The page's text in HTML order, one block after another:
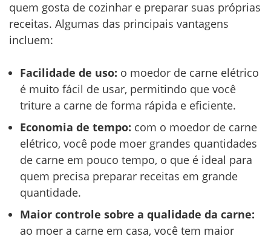
quem gosta de cozinhar e preparar suas próprias
receitas. Algumas das principais vantagens
incluem:
Facilidade de uso: o moedor de carne elétrico
é muito fácil de usar, permitindo que você
triture a carne de forma rápida e eficiente.
Economia de tempo: com o moedor de carne
elétrico, você pode moer grandes quantidades
de carne em pouco tempo, o que é ideal para
quem precisa preparar receitas em grande
quantidade.
Maior controle sobre a qualidade da carne:
ao moer a carne em casa, você tem maior